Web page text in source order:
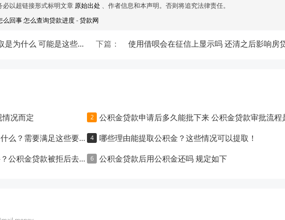
必以超链接形式标明文章 原始出处 、作者信息和本声明。否则将追究法律责任。
回事 怎么查询贷款进度-贷款网
公积金封存满六个月不能提取是为什么 可能是这些原因 下篇： 使用借呗会在征信上显示吗 还清之后影响房
况而定
公积金贷款申请后多久能批下来 公积金贷款审批流程是什
？需要满足这些要求！
哪些理由能提取公积金？这些情况可以提取！
申请商业住房贷款的成功率高吗？
公积金贷款后用公积金还吗 规定如下